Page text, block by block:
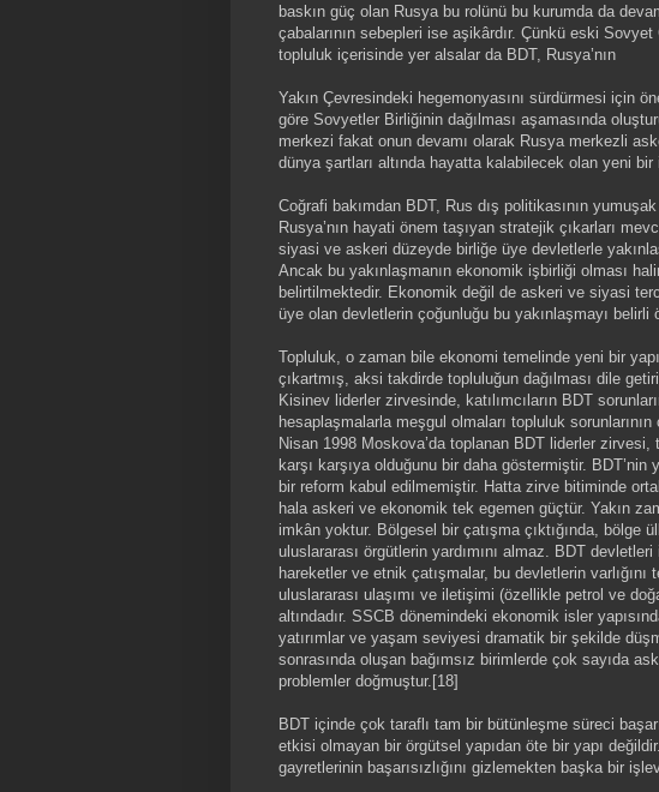
baskın güç olan Rusya bu rolünü bu kurumda da
çabalarının sebepleri ise aşikârdır. Çünkü eski
topluluk içerisinde yer alsalar da BDT, Rusya’nın
Yakın Çevresindeki hegemonyasını sürdürmesi için
göre Sovyetler Birliğinin dağılması aşamasında
merkezi fakat onun devamı olarak Rusya merkezli
dünya şartları altında hayatta kalabilecek olan yeni bir
Coğrafi bakımdan BDT, Rus dış politikasının
Rusya’nın hayati önem taşıyan stratejik çıkarları
siyasi ve askeri düzeyde birliğe üye devletlerle
Ancak bu yakınlaşmanın ekonomik işbirliği olması
belirtilmektedir. Ekonomik değil de askeri ve siyasi
üye olan devletlerin çoğunluğu bu yakınlaşmayı
Topluluk, o zaman bile ekonomi temelinde yeni bir
çıkartmış, aksi takdirde topluluğun dağılması dile
Kisinev liderler zirvesinde, katılımcıların BDT
hesaplaşmalarla meşgul olmaları topluluk
Nisan 1998 Moskova’da toplanan BDT liderler
karşı karşıya olduğunu bir daha göstermiştir. BDT’nin
bir reform kabul edilmemiştir. Hatta zirve bitiminde
hala askeri ve ekonomik tek egemen güçtür. Yakın
imkân yoktur. Bölgesel bir çatışma çıktığında, bölge
uluslararası örgütlerin yardımını almaz. BDT
hareketler ve etnik çatışmalar, bu devletlerin
uluslararası ulaşımı ve iletişimi (özellikle petrol ve
altındadır. SSCB dönemindeki ekonomik isler
yatırımlar ve yaşam seviyesi dramatik bir şekilde
sonrasında oluşan bağımsız birimlerde çok sayıda
problemler doğmuştur.[18]
BDT içinde çok taraflı tam bir bütünleşme süreci
etkisi olmayan bir örgütsel yapıdan öte bir yapı
gayretlerinin başarısızlığını gizlemekten başka bir